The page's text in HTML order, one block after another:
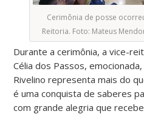
Cerimônia de posse
Reitoria. Foto: Mateus
Durante a cerimônia, a vice-
Célia dos Passos,
Rivelino representa mais do
é uma conquista de saberes
com grande alegria que